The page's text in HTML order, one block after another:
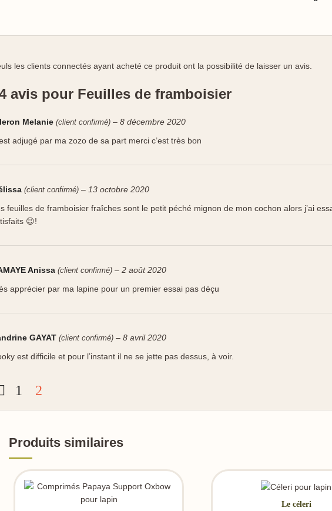
avis pour Feuilles de framboisier
Melanie (client confirmé) – 8 décembre 2020
adjugé par ma zozo de sa part merci c’est très bon
(client confirmé) – 13 octobre 2020
feuilles de framboisier fraîches sont le petit péché mignon de mon cochon alors j’ai
😉!
Anissa (client confirmé) – 2 août 2020
apprécier par ma lapine pour un premier essai pas déçu
GAYAT (client confirmé) – 8 avril 2020
est difficile et pour l’instant il ne se jette pas dessus, à voir.
1 2
les clients connectés ayant acheté ce produit ont la possibilité de laisser un avis.
Produits similaires
Le céleri